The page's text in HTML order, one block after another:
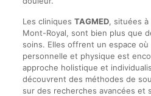
Les cliniques TAGMED, situées à
Mont-Royal, sont bien plus que
soins. Elles offrent un espace
personnelle et physique est
approche holistique et
découvrent des méthodes de
sur des recherches avancées et